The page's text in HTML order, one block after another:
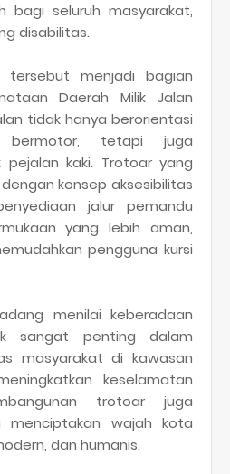
bagi seluruh masyarakat,
disabilitas.
tersebut menjadi bagian
Daerah Milik Jalan
tidak hanya berorientasi
bermotor, tetapi juga
pejalan kaki. Trotoar yang
konsep aksesibilitas
jalur pemandu
yang lebih aman,
pengguna kursi
menilai keberadaan
sangat penting dalam
masyarakat di kawasan
keselamatan
trotoar juga
menciptakan wajah kota
dan humanis.